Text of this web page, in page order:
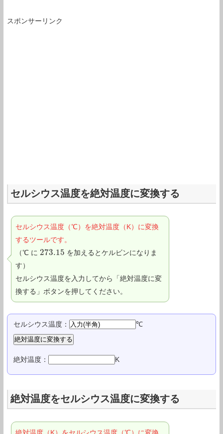
スポンサーリンク
セルシウス温度を絶対温度に変換する
セルシウス温度（℃）を絶対温度（K）に変換
するツールです。
（℃ に 273.15
273.15
を加えるとケルビンになりま
す）
セルシウス温度を入力してから「絶対温度に変
換する」ボタンを押してください。
セルシウス温度： ℃
絶対温度： K
絶対温度をセルシウス温度に変換する
絶対温度（K）をセルシウス温度（℃）に変換